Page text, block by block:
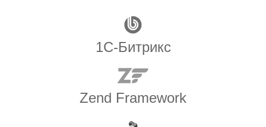
1С-Битрикс
Zend Framework